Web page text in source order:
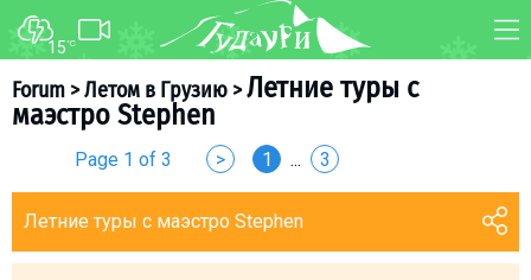
15°C
Forum>Летом в Грузию>Летние туры с
маэстро Stephen
Page 1 of 3 > 1 ... 3
Летние туры с маэстро Stephen
FORUM MAP
TRANSFER
About ski resort
Piste map
Ski instructors